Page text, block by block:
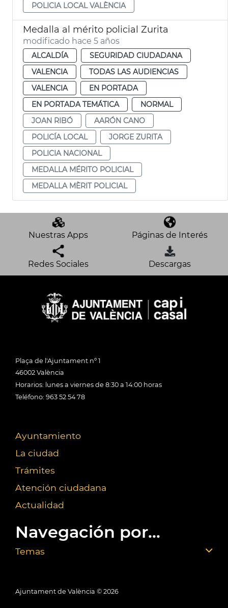
POLICIA LOCAL VALÈNCIA
Medalla al mérito policial Zurita
modificado hace 5 años
ALCALDÍA
SEGURIDAD CIUDADANA
VALENCIA
TODAS LAS AUDIENCIAS
VALENCIA
EN PORTADA
EN PORTADA TEMÁTICA
NORMAL
JOAN RIBÓ
AARÓN CANO
POLICÍA LOCAL
JORGE ZURITA
POLICIA NACIONAL
MEDALLA MÉRITO POLICIAL
MEDALLA MÈRIT POLICIAL
Nuestras Apps Páginas de Interés
Redes Sociales Descargas
Plaça de l'Ajuntament nº 1
46002 València
Horarios: lunes a viernes de 8:30 a 14:00 horas
Teléfono: 963 52 54 78
Ayuntamiento
La ciudad
Trámites
Atención ciudadana
Actualidad
Navegación por...
Temas
Ajuntament de València © 2026